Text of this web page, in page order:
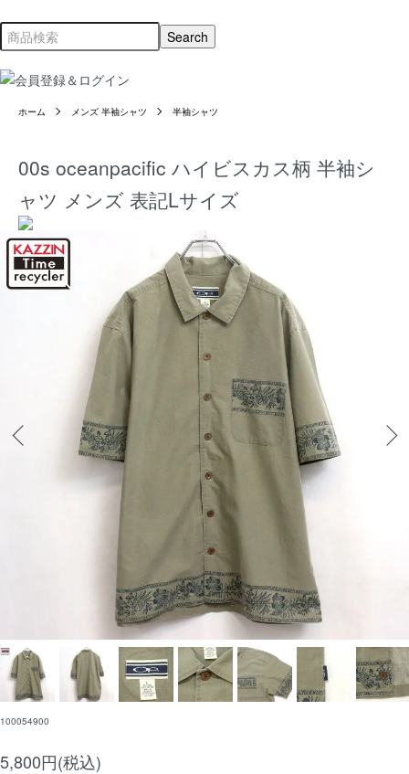
ホーム メンズ 半袖シャツ 半袖シャツ
00s oceanpacific ハイビスカス柄 半袖シ
ャツ メンズ 表記Lサイズ
100054900
5,800円(税込)